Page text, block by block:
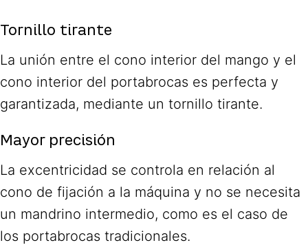
Tornillo tirante
La unión entre el cono interior del mango y el
cono interior del portabrocas es perfecta y
garantizada, mediante un tornillo tirante.
Mayor precisión
La excentricidad se controla en relación al
cono de fijación a la máquina y no se necesita
un mandrino intermedio, como es el caso de
los portabrocas tradicionales.